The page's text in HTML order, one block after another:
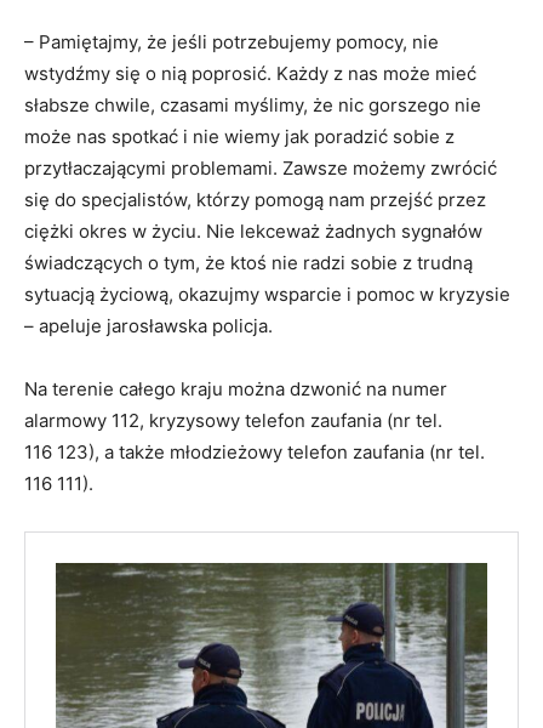
– Pamiętajmy, że jeśli potrzebujemy pomocy, nie
wstydźmy się o nią poprosić. Każdy z nas może mieć
słabsze chwile, czasami myślimy, że nic gorszego nie
może nas spotkać i nie wiemy jak poradzić sobie z
przytłaczającymi problemami. Zawsze możemy zwrócić
się do specjalistów, którzy pomogą nam przejść przez
ciężki okres w życiu. Nie lekceważ żadnych sygnałów
świadczących o tym, że ktoś nie radzi sobie z trudną
sytuacją życiową, okazujmy wsparcie i pomoc w kryzysie
– apeluje jarosławska policja.
Na terenie całego kraju można dzwonić na numer
alarmowy 112, kryzysowy telefon zaufania (nr tel.
116 123), a także młodzieżowy telefon zaufania (nr tel.
116 111).